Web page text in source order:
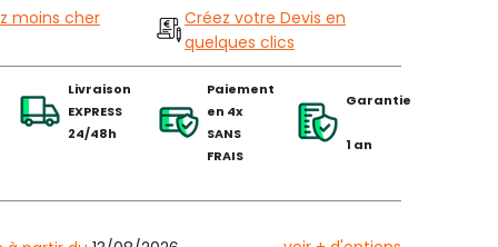
moins cher
Créez votre Devis en
quelques clics
Livraison
EXPRESS
24/48h
Paiement
en 4x
SANS
FRAIS
Garantie
1 an